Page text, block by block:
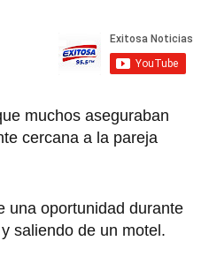
muchos aseguraban
cercana a la pareja
una oportunidad durante
saliendo de un motel.